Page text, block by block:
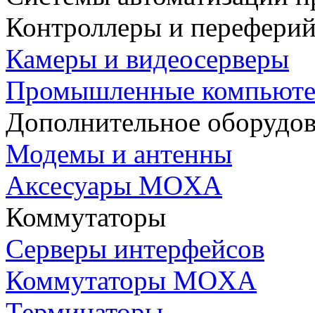
Контроллеры и
Камеры и видеосерверы
Промышленные
Дополнительное
Модемы и антенны
Аксесуары MOXA
Коммутаторы
Серверы интерфейсов
Коммутаторы MOXA